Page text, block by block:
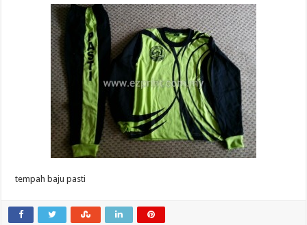
tempah baju pasti